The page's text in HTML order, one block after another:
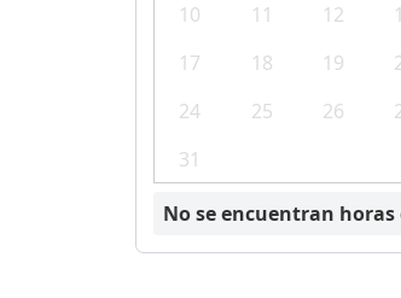
10
11 12
17
18 19
24
25 26
31
No se encuentran